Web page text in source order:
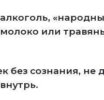
или
без сознания, не